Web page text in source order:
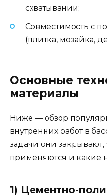
схватывании;
Совместимость с
(плитка, мозайка,
Основные
материалы
Ниже — обзор
внутренних работ в
задачи они закрывают,
применяются и какие
1) Цементно-